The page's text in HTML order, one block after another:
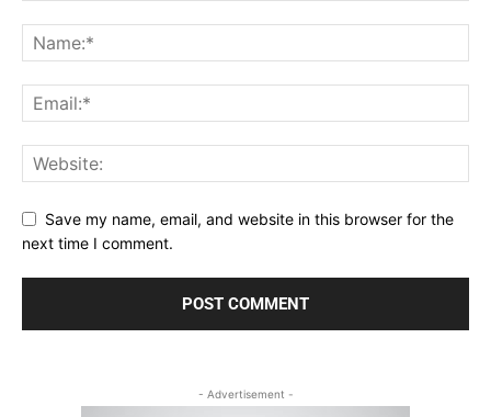
Save my name, email, and website in this browser for the
next time I comment.
- Advertisement -